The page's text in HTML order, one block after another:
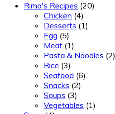
Rima's Recipes (20)
Chicken (4)
Desserts (1)
Egg (5)
Meat (1)
Pasta & Noodles (2)
Rice (3)
Seafood (6)
Snacks (2)
Soups (3)
Vegetables (1)